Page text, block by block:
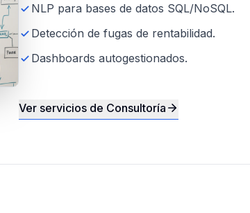
NLP para bases de datos SQL/NoSQL.
Detección de fugas de rentabilidad.
Dashboards autogestionados.
Ver servicios de Consultoría